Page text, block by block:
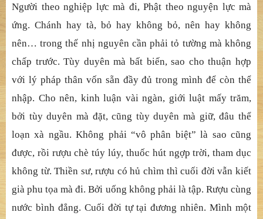
khỏi cái thế nhị nguyên thường tình mà người đời đang
vin vào đó cho là chân lý, rồi sinh lầm lẫn. Ma-tsu đã ấn
chứng. Không cần để kinh Pháp Hoa dưới mông nữa.
Trong thế nhị nguyên, duyên khởi xoay vần, nhân quả
rành rành, pháp thân vốn không sinh diệt, ứng duyên ở
cõi Ta bà cũng sinh cũng diệt. Phật cũng sinh lão bệnh tử
trả quả như ai. Chỉ là người khổ mà Phật không khổ.
Người theo nghiệp lực mà đi, Phật theo nguyện lực mà
ứng. Chánh hay tà, bỏ hay không bỏ, nên hay không
nên… trong thế nhị nguyên cần phải tỏ tường mà không
chấp trước. Tùy duyên mà bất biến, sao cho thuận hợp
với lý pháp thân vốn sẵn đầy đủ trong mình để còn thể